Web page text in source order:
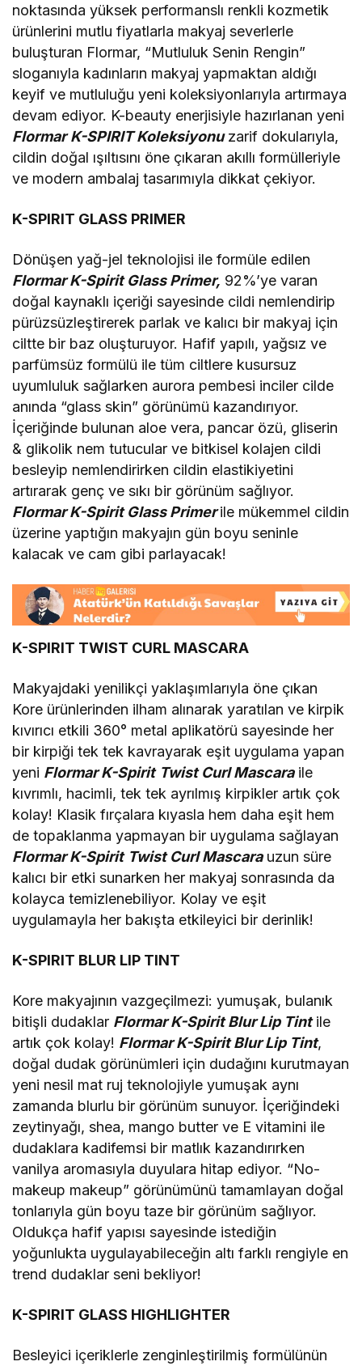
noktasında yüksek performanslı renkli kozmetik
ürünlerini mutlu fiyatlarla makyaj severlerle
buluşturan Flormar, “Mutluluk Senin Rengin”
sloganıyla kadınların makyaj yapmaktan aldığı
keyif ve mutluluğu yeni koleksiyonlarıyla artırmaya
devam ediyor. K-beauty enerjisiyle hazırlanan yeni
Flormar K-SPIRIT Koleksiyonuzarif dokularıyla,
cildin doğal ışıltısını öne çıkaran akıllı formülleriyle
ve modern ambalaj tasarımıyla dikkat çekiyor.
K-SPIRIT GLASS PRIMER
Dönüşen yağ-jel teknolojisi ile formüle edilen
Flormar K-Spirit Glass Primer, 92%’ye varan
doğal kaynaklı içeriği sayesinde cildi nemlendirip
pürüzsüzleştirerek parlak ve kalıcı bir makyaj için
ciltte bir baz oluşturuyor. Hafif yapılı, yağsız ve
parfümsüz formülü ile tüm ciltlere kusursuz
uyumluluk sağlarken aurora pembesi inciler cilde
anında “glass skin” görünümü kazandırıyor.
İçeriğinde bulunan aloe vera, pancar özü, gliserin
& glikolik nem tutucular ve bitkisel kolajen cildi
besleyip nemlendirirken cildin elastikiyetini
artırarak genç ve sıkı bir görünüm sağlıyor.
Flormar K-Spirit Glass Primerile mükemmel cildin
üzerine yaptığın makyajın gün boyu seninle
kalacak ve cam gibi parlayacak!
K-SPIRIT TWIST CURL MASCARA
Makyajdaki yenilikçi yaklaşımlarıyla öne çıkan
Kore ürünlerinden ilham alınarak yaratılan ve kirpik
kıvırıcı etkili 360° metal aplikatörü sayesinde her
bir kirpiği tek tek kavrayarak eşit uygulama yapan
yeni Flormar K-Spirit Twist Curl Mascaraile
kıvrımlı, hacimli, tek tek ayrılmış kirpikler artık çok
kolay! Klasik fırçalara kıyasla hem daha eşit hem
de topaklanma yapmayan bir uygulama sağlayan
Flormar K-Spirit Twist Curl Mascarauzun süre
kalıcı bir etki sunarken her makyaj sonrasında da
kolayca temizlenebiliyor. Kolay ve eşit
uygulamayla her bakışta etkileyici bir derinlik!
K-SPIRIT BLUR LIP TINT
Kore makyajının vazgeçilmezi: yumuşak, bulanık
bitişli dudaklar Flormar K-Spirit Blur Lip Tintile
artık çok kolay! Flormar K-Spirit Blur Lip Tint,
doğal dudak görünümleri için dudağını kurutmayan
yeni nesil mat ruj teknolojiyle yumuşak aynı
zamanda blurlu bir görünüm sunuyor. İçeriğindeki
zeytinyağı, shea, mango butter ve E vitamini ile
dudaklara kadifemsi bir matlık kazandırırken
vanilya aromasıyla duyulara hitap ediyor. “No-
makeup makeup” görünümünü tamamlayan doğal
tonlarıyla gün boyu taze bir görünüm sağlıyor.
Oldukça hafif yapısı sayesinde istediğin
yoğunlukta uygulayabileceğin altı farklı rengiyle en
trend dudaklar seni bekliyor!
K-SPIRIT GLASS HIGHLIGHTER
Besleyici içeriklerle zenginleştirilmiş formülünün